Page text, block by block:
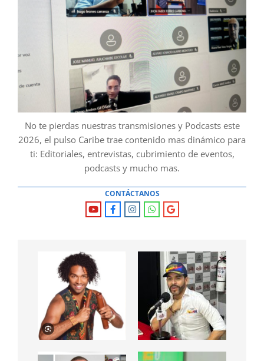
No te pierdas nuestras transmisiones y Podcasts este
2026, el pulso Caribe trae contenido mas dinámico para
ti: Editoriales, entrevistas, cubrimiento de eventos,
podcasts y mucho mas.
CONTÁCTANOS